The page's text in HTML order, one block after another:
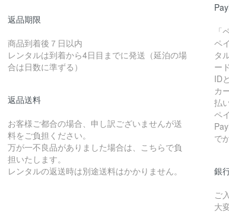
返品期限
商品到着後７日以内
レンタルは到着から4日目までに発送（延泊の場
合は日数に準ずる）
返品送料
お客様ご都合の場合、申し訳ございませんが送
料をご負担ください。
万が一不良品がありました場合は、こちらで負
担いたします。
レンタルの返送時は別途送料はかかりません。
「
ペ
タ
ー
ID
カ
払
ペ
で
銀
ご
大